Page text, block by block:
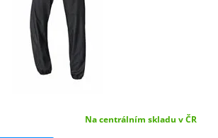
Na centrálním skladu v ČR